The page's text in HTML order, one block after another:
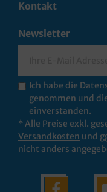
Kontakt
Newsletter
Ich habe die
genommen und
einverstanden.
* Alle Preise exkl.
Versandkosten und
nicht anders